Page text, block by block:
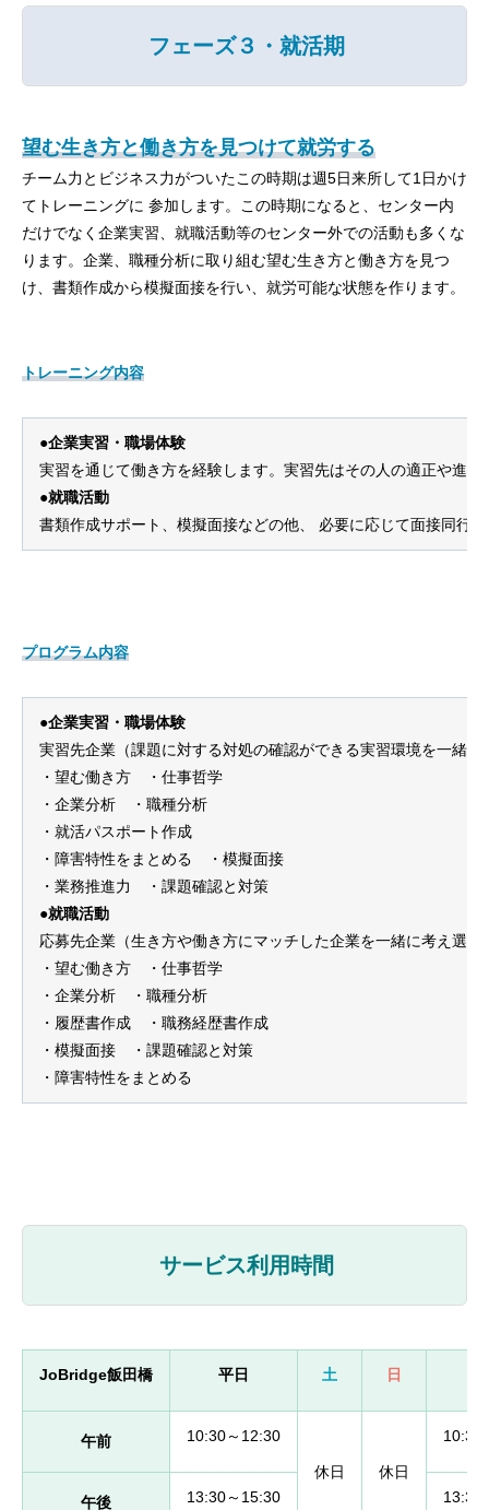
フェーズ３・就活期
望む生き方と働き方を見つけて就労する
チーム力とビジネス力がついたこの時期は週5日来所して1日かけ
てトレーニングに 参加します。この時期になると、センター内
だけでなく企業実習、就職活動等のセンター外での活動も多くな
ります。企業、職種分析に取り組む望む生き方と働き方を見つ
け、書類作成から模擬面接を行い、就労可能な状態を作ります。
トレーニング内容
●企業実習・職場体験
実習を通じて働き方を経験します。実習先はその人の適正や進
●就職活動
書類作成サポート、模擬面接などの他、 必要に応じて面接同行
プログラム内容
●企業実習・職場体験
実習先企業（課題に対する対処の確認ができる実習環境を一緒に
・望む働き方 ・仕事哲学
・企業分析 ・職種分析
・就活パスポート作成
・障害特性をまとめる ・模擬面接
・業務推進力
・課題確認と対策
●就職活動
応募先企業（生き方や働き方にマッチした企業を一緒に考え選別
・望む働き方 ・仕事哲学
・企業分析 ・職種分析
・履歴書作成 ・職務経歴書作成
・模擬面接 ・課題確認と対策
・障害特性をまとめる
サービス利用時間
JoBridge飯田橋 平日 土 日
午前 10:30～12:30
休日 休日
10:30
午後 13:30～15:30 13:30